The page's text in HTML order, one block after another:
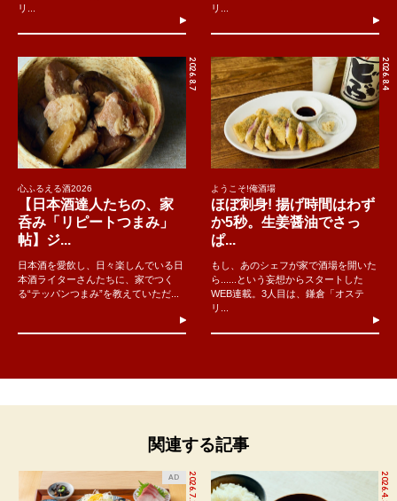
リ...
リ...
2026.8.7
心ふるえる酒2026
【日本酒達人たちの、家
呑み「リピートつまみ」
帖】ジ...
日本酒を愛飲し、日々楽しんでいる日
本酒ライターさんたちに、家でつく
る“テッパンつまみ”を教えていただ...
2026.8.4
ようこそ!俺酒場
ほぼ刺身! 揚げ時間はわず
か5秒。生姜醤油でさっ
ぱ...
もし、あのシェフが家で酒場を開いた
ら......という妄想からスタートした
WEB連載。3人目は、鎌倉「オステ
リ...
関連する記事
2026.7.27
AD 2026.4.3